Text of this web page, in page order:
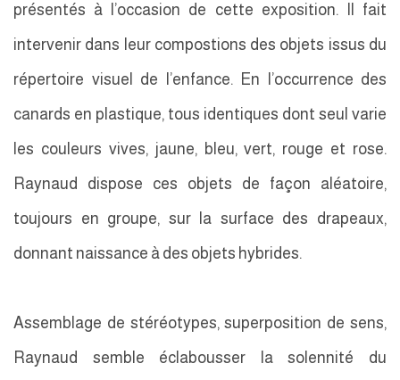
présentés à l’occasion de cette exposition. Il fait
intervenir dans leur compostions des objets issus du
répertoire visuel de l’enfance. En l’occurrence des
canards en plastique, tous identiques dont seul varie
les couleurs vives, jaune, bleu, vert, rouge et rose.
Raynaud dispose ces objets de façon aléatoire,
toujours en groupe, sur la surface des drapeaux,
donnant naissance à des objets hybrides.
Assemblage de stéréotypes, superposition de sens,
Raynaud semble éclabousser la solennité du